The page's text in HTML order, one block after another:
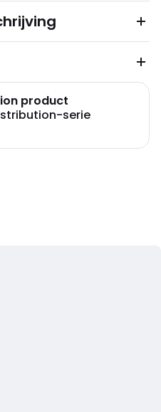
product
serie